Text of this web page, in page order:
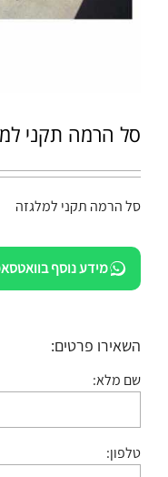
סל הרמה תקני
סל הרמה תקני למלגזה
מידע נוסף
השאירו פרטים:
שם מלא:
טלפון: